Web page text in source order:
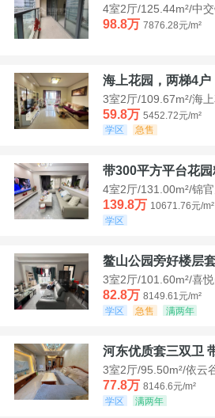
4室2厅/125.44m²/中
98.8万 7876.28元/m²
海上花园，两梯4户
3室2厅/109.67m²/海
59.8万 5452.72元/m²
学区
急售
带300平方平台花园
4室2厅/131.00m²/锦
139.8万 10671.76元/m²
学区
鳌山公园旁好楼层
3室2厅/101.60m²/喜
82.8万 8149.61元/m²
学区
急售 满两年
河东优质套三双卫
3室2厅/95.50m²/依云
77.8万 8146.6元/m²
学区
满两年